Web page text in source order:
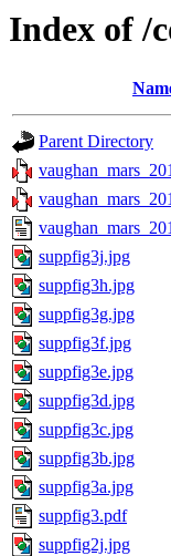
Index of /
Parent Directory
suppfig3j.jpg
suppfig3h.jpg
suppfig3g.jpg
suppfig3f.jpg
suppfig3e.jpg
suppfig3d.jpg
suppfig3c.jpg
suppfig3b.jpg
suppfig3a.jpg
suppfig3.pdf
suppfig2j.jpg